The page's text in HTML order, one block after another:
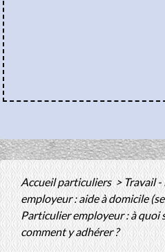
Accueil particuliers>Travail
employeur : aide à domicile
Particulier employeur : à quoi
comment y adhérer ?